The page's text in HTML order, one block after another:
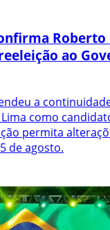
Roberto
ao
a
como
permita
de agosto.